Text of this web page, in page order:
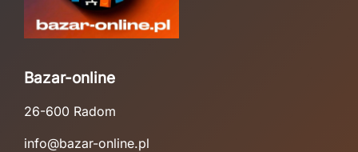
Bazar-online
26-600 Radom
info@bazar-online.pl